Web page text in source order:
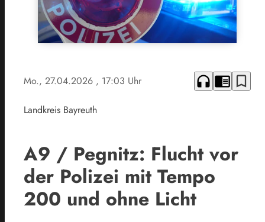
Mo., 27.04.2026 , 17:03 Uhr headphones chrome_reader_mode bookmark_border
Landkreis Bayreuth
A9 / Pegnitz: Flucht vor
der Polizei mit Tempo
200 und ohne Licht